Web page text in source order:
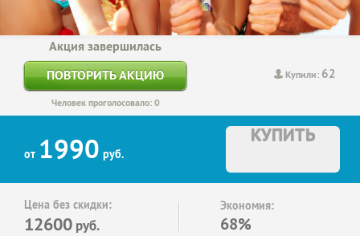
Купили: 62
Акция завершилась
ПОВТОРИТЬ АКЦИЮ
Человек проголосовало: 0
от 1990 руб.
КУПИТЬ
Цена без скидки:
12600 руб.
Экономия:
68%